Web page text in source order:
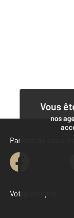
Vous
nos
Parlons de vous,
Votre compte :